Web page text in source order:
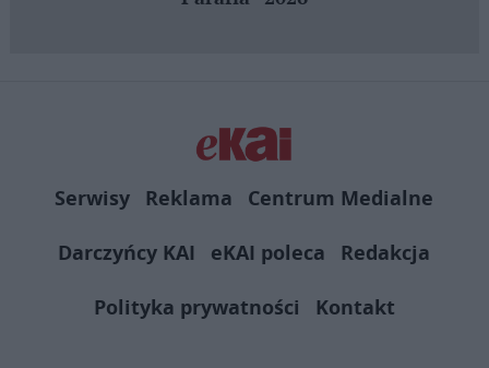
Serwisy Reklama
Centrum Medialne
Darczyńcy KAI
eKAI poleca
Redakcja
Polityka prywatności
Kontakt